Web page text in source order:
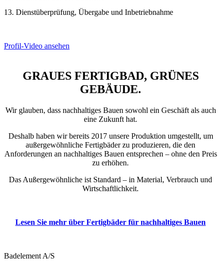
13. Dienstüberprüfung, Übergabe und Inbetriebnahme
Profil-Video ansehen
GRAUES FERTIGBAD, GRÜNES
GEBÄUDE.
Wir glauben, dass nachhaltiges Bauen sowohl ein Geschäft als auch
eine Zukunft hat.
Deshalb haben wir bereits 2017 unsere Produktion umgestellt, um
außergewöhnliche Fertigbäder zu produzieren, die den
Anforderungen an nachhaltiges Bauen entsprechen – ohne den Preis
zu erhöhen.
Das Außergewöhnliche ist Standard – in Material, Verbrauch und
Wirtschaftlichkeit.
Lesen Sie mehr über Fertigbäder für nachhaltiges Bauen
Badelement A/S